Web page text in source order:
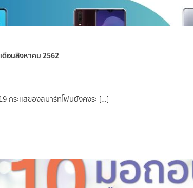
ดือนสิงหาคม 2562
กระเเสของสมาร์ทโฟนยังคงระ […]